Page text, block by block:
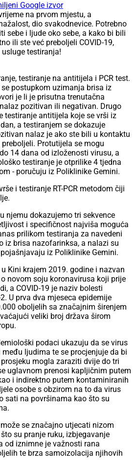
Google izvor
na prvom mjestu, a
dio svakodnevice. Potrebno
sebe i ljude oko sebe, a kako bi bili
ili ste već preboljeli COVID-19,
testiranja!
testiranje na antitijela i PCR test.
postupkom uzimanja brisa iz
je li je prisutna trenutačna
pozitivan ili negativan. Drugo
testiranje antitijela koje se vrši iz
a testiranjem se dokazuje
nalaz je ako ste bili u kontaktu
Protutijela se mogu
14 dana od izloženosti virusu, a
testiranje je otprilike 4 tjedna
- poručuju iz Poliklinike Gemini.
i testiranje RT-PCR metodom čiji
njemu dokazujemo tri sekvence
i specifičnost najviša moguća
prilikom testiranja za navedeni
iz brisa nazofarinksa, a nalazi su
iz Poliklinike Gemini.
Kini krajem 2019. godine i nazvan
o novom soju koronavirusa koji prije
a COVID-19 je naziv bolesti
U prva dva mjeseca epidemije
oboljelih sa značajnim širenjem
veliki broj država širom
podaci ukazuju da se virus
ljudima te se procjenjuje da bi
mogla zaraziti dvije do tri
uglavnom prenosi kapljičnim putem
i indirektno putem kontaminiranih
osobe s obzirom na to da virus
sati na površinama kao što su
se značajno utjecati nizom
su pranje ruku, izbjegavanje
od iznimne je važnosti rana
te brza samoizolacija njihovih